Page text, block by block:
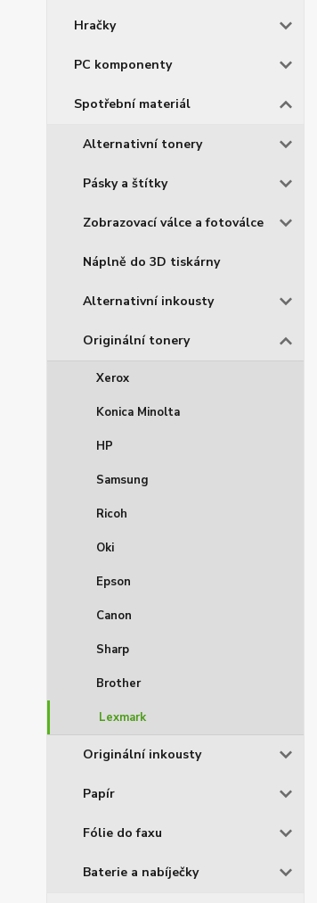
Hračky
PC komponenty
Spotřební materiál
Alternativní tonery
Pásky a štítky
Zobrazovací válce a fotoválce
Náplně do 3D tiskárny
Alternativní inkousty
Originální tonery
Xerox
Konica Minolta
HP
Samsung
Ricoh
Oki
Epson
Canon
Sharp
Brother
Lexmark
Originální inkousty
Papír
Fólie do faxu
Baterie a nabíječky